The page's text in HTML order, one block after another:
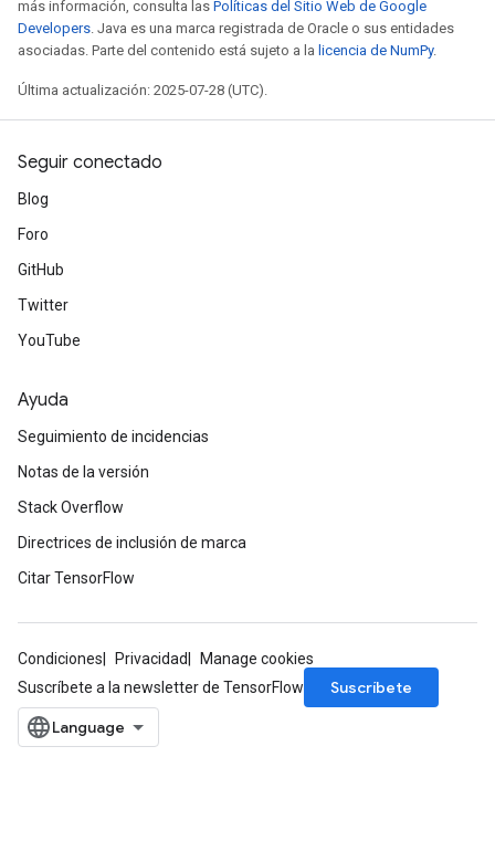
más información, consulta las Políticas del Sitio Web de Google
Developers. Java es una marca registrada de Oracle o sus entidades
asociadas. Parte del contenido está sujeto a la licencia de NumPy.
Última actualización: 2025-07-28 (UTC).
Seguir conectado
Blog
Foro
GitHub
Twitter
YouTube
Ayuda
Seguimiento de incidencias
Notas de la versión
Stack Overflow
Directrices de inclusión de marca
Citar TensorFlow
Condiciones Privacidad
Manage cookies
Suscríbete a la newsletter de TensorFlow
Suscríbete